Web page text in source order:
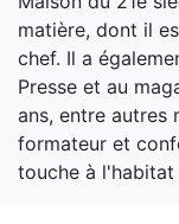
matière, dont il
chef. Il a
Presse et au
ans, entre autres
formateur et
touche à l'habitat